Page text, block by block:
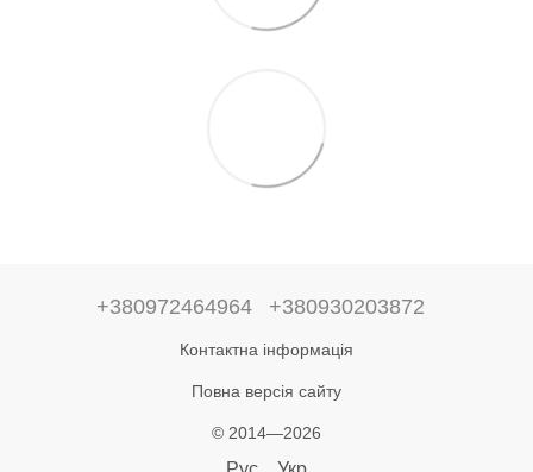
+380972464964 +380930203872
Контактна інформація
Повна версія сайту
© 2014—2026